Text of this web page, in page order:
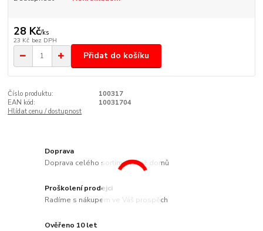
28 Kč/ks
23 Kč bez DPH
Přidat do košíku
Číslo produktu:
100317
EAN kód:
10031704
Hlídat cenu / dostupnost
Doprava
Doprava celého sortimentu až domů
Proškolení prodejci
Radíme s nákupem ve Váš prospěch
Ověřeno 10 let